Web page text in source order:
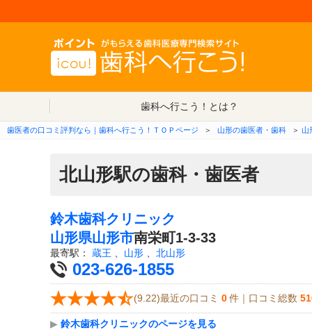
歯科へ行こう！とは？
歯医者の口コミ評判なら｜歯科へ行こう！ＴＯＰページ ＞ 山形の歯医者・歯科 ＞ 山
北山形駅の歯科・歯医者
鈴木歯科クリニック
山形県山形市南栄町1-3-33
最寄駅： 蔵王 山形 北山形
023-626-1855
(9.22)最近の口コミ 0 件｜口コミ総数
▶ 鈴木歯科クリニックのページを見る